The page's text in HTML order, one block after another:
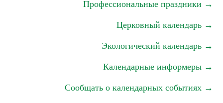
Профессиональные праздники →
Церковный календарь →
Экологический календарь →
Календарные информеры →
Сообщать о календарных событиях →